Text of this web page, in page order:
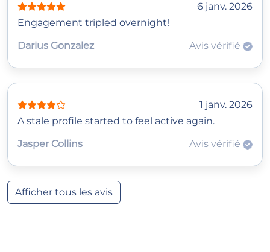
6 janv. 2026
Engagement tripled overnight!
Darius Gonzalez
Avis vérifié
1 janv. 2026
A stale profile started to feel active again.
Jasper Collins
Avis vérifié
Afficher tous les avis